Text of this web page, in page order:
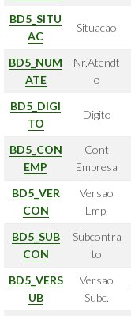
BD5_SITU
AC
Situacao
BD5_NUM
ATE
Nr.Atendt
o
BD5_DIGI
TO
Digito
BD5_CON
EMP
Cont
Empresa
BD5_VER
CON
Versao
Emp.
BD5_SUB
CON
Subcontra
to
BD5_VERS
UB
Versao
Subc.